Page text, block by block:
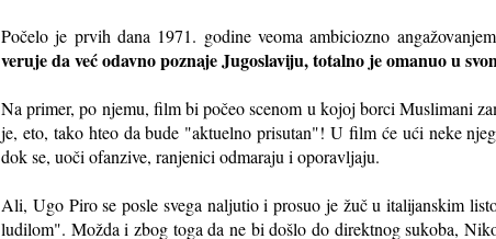
Počelo je prvih dana 1971. godine veoma ambiciozno angažovanjem
veruje da već odavno poznaje Jugoslaviju, totalno je omanuo u
Na primer, po njemu, film bi počeo scenom u kojoj borci Muslimani
je, eto, tako hteo da bude "aktuelno prisutan"! U film će ući neke
dok se, uoči ofanzive, ranjenici odmaraju i oporavljaju.
Ali, Ugo Piro se posle svega naljutio i prosuo je žuč u italijanskim
ludilom". Možda i zbog toga da ne bi došlo do direktnog sukoba,